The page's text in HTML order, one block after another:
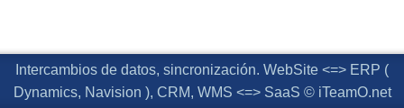
Intercambios de datos, sincronización. WebSite <=> ERP (
Dynamics, Navision ), CRM, WMS <=> SaaS © iTeamO.net